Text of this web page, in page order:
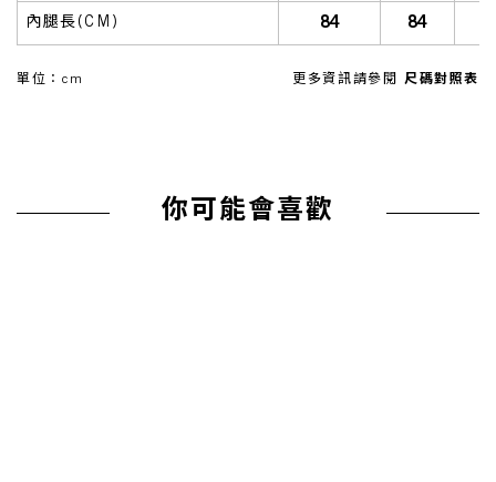
內腿長(CM) 84 84
單位：cm 更多資訊請參閱 尺碼對照表
你可能會喜歡